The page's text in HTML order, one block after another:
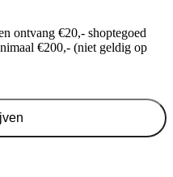
ontvang €20,- shoptegoed
€200,- (niet geldig op